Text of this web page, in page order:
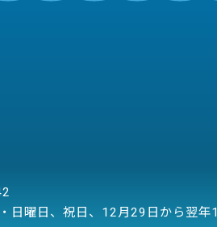
日曜日、祝日、12月29日から翌年